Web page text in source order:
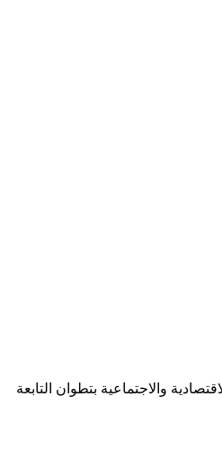
والاجتماعية بتطوان التابعة